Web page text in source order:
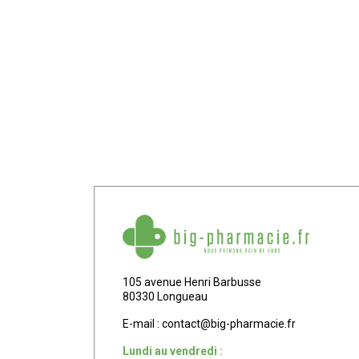
105 avenue Henri Barbusse
80330 Longueau
E-mail : contact@big-pharmacie.fr
Lundi au vendredi :